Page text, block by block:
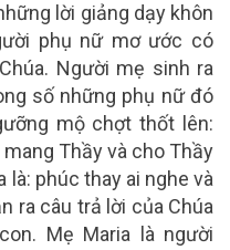
lời giảng dạy khôn
phụ nữ mơ ước có
Người mẹ sinh ra
số những phụ nữ đó
mộ chợt thốt lên:
Thầy và cho Thầy
là: phúc thay ai nghe và
ra câu trả lời của Chúa
Mẹ Maria là người